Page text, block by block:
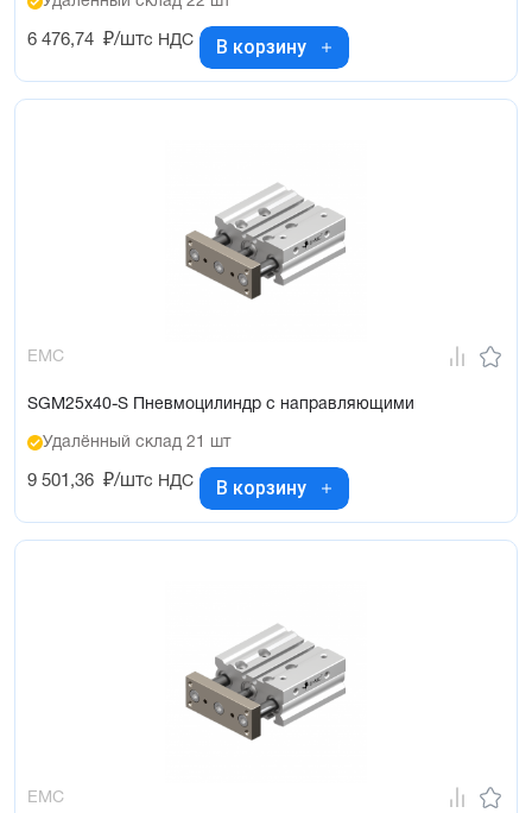
6 476,74 ₽/штс НДС В корзину
EMC
SGM25x40-S Пневмоцилиндр с направляющими
Удалённый склад 21 шт
9 501,36 ₽/штс НДС В корзину
EMC